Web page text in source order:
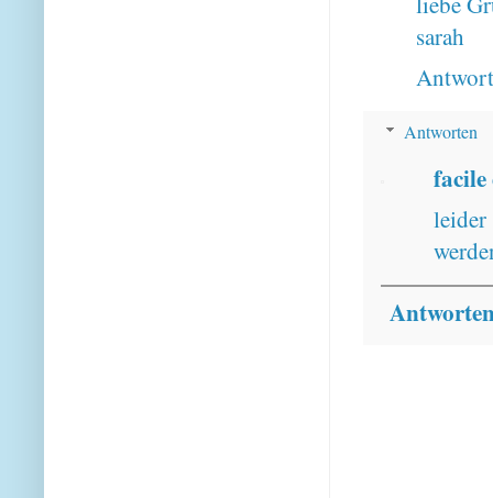
sarah
Antworten
facile